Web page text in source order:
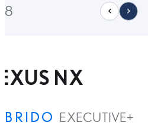
NX
EXECUTIVE+